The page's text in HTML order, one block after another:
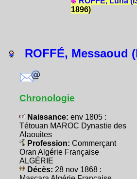
1896)
ROFFÉ, Messaoud
Chronologie
Naissance: env 1805 :
Tétouan MAROC Dynastie des
Alaouites
Profession: Commerçant
Oran Algérie Française
ALGÉRIE
Décès: 28 nov 1868 :